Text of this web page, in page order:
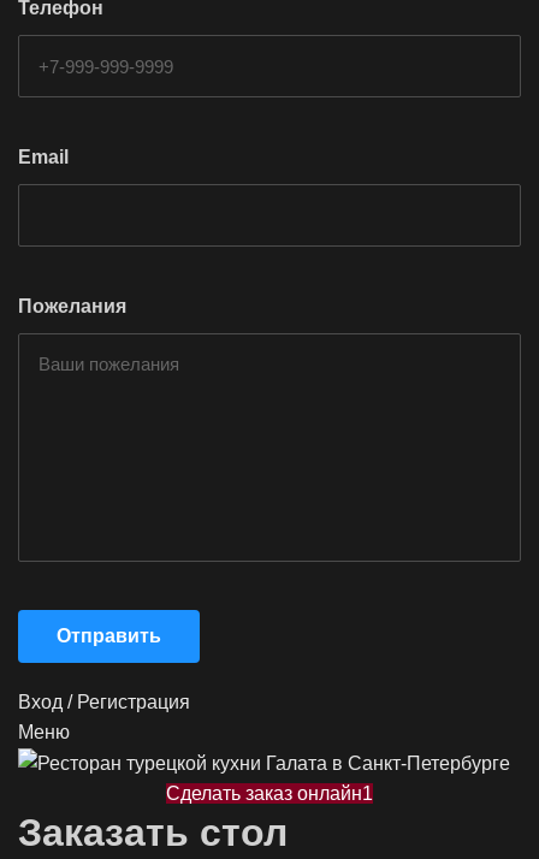
Телефон
Email
Пожелания
Отправить
Вход / Регистрация
Меню
Сделать заказ онлайн1
Заказать стол